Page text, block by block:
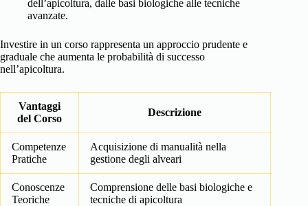
dell’apicoltura, dalle basi biologiche alle tecniche
avanzate.
Investire in un corso rappresenta un approccio prudente e
graduale che aumenta le probabilità di successo
nell’apicoltura.
Vantaggi
del Corso
Descrizione
Competenze
Pratiche
Acquisizione di manualità nella
gestione degli alveari
Conoscenze
Teoriche
Comprensione delle basi biologiche e
tecniche di apicoltura